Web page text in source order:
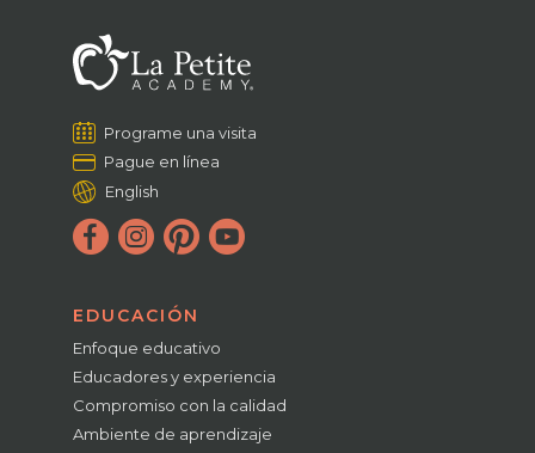
Programe una visita
Pague en línea
English
EDUCACIÓN
Enfoque educativo
Educadores y experiencia
Compromiso con la calidad
Ambiente de aprendizaje